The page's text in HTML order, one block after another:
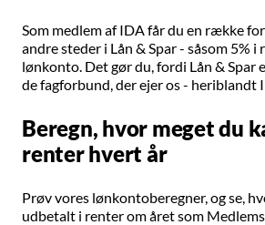
Som medlem af IDA får du en række
andre steder i Lån & Spar - såsom 5% i
lønkonto. Det gør du, fordi Lån & Spar
de fagforbund, der ejer os - heriblandt
Beregn, hvor meget du
renter hvert år
Prøv vores lønkontoberegner, og se,
udbetalt i renter om året som